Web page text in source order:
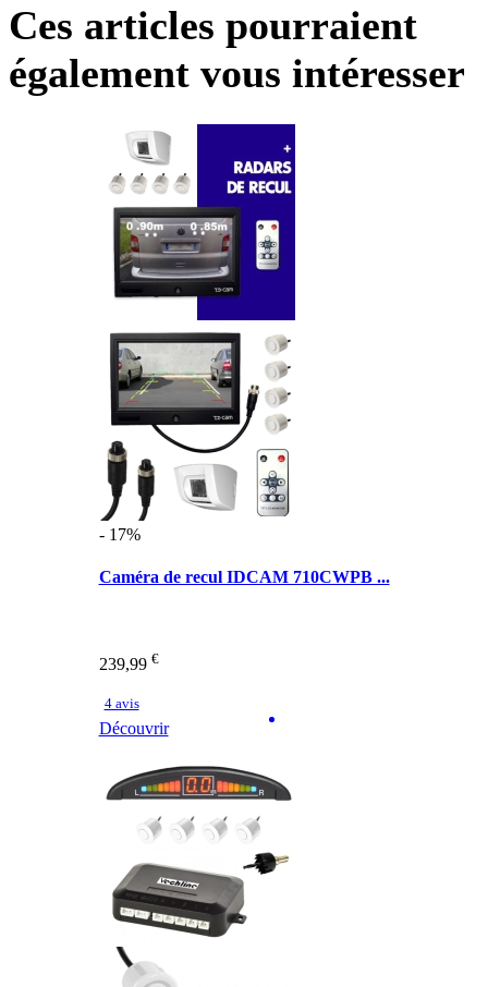
Ces articles pourraient
également vous intéresser
- 17%
Caméra de recul IDCAM 710CWPB ...
239,99 €
4 avis
Découvrir